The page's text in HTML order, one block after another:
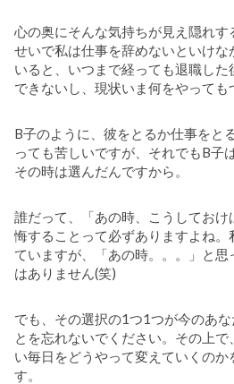
心の奥にそんな気持ちが見え隠れ
せいで私は仕事を辞めないといけな
いると、いつまで経っても退職し
できないし、現状いま何をやっても
B子のように、彼をとるか仕事をと
っても苦しいですが、それでもB子
その時は選んだんですから。
誰だって、「あの時、こうしてお
悔することって必ずありますよね。
ていますが、「あの時。。。」と
はありません(笑)
でも、その選択の1つ1つが今のあ
とを忘れないでください。その上
い毎日をどうやって変えていくのか
す。